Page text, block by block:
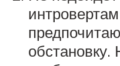
обстановку.